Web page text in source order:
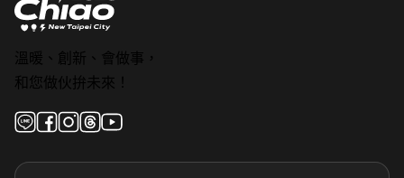
溫暖、創新、會做事，
和您做伙拚未來！